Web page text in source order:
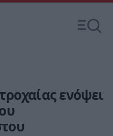
ενόψει